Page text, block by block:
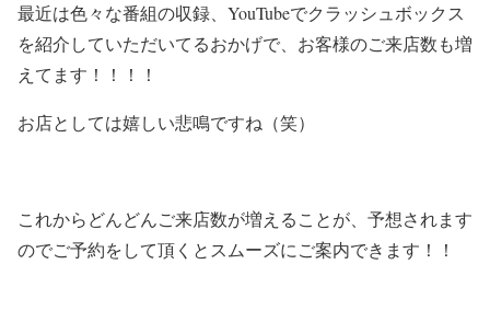
最近は色々な番組の収録、YouTubeでクラッシュボックス
を紹介していただいてるおかげで、お客様のご来店数も増
えてます！！！！
お店としては嬉しい悲鳴ですね（笑）
これからどんどんご来店数が増えることが、予想されます
のでご予約をして頂くとスムーズにご案内できます！！